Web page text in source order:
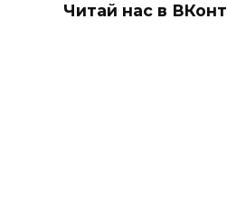
Читай нас в